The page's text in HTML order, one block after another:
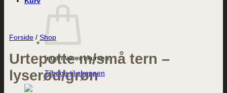
Ingen varer i kurven.
Tilbage til shoppen
Forside / Shop
Urtepotte m/små tern –
lyserød/grøn